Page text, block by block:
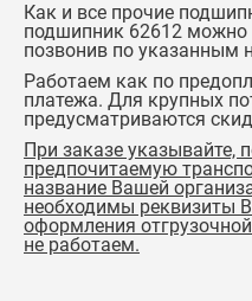
Как и все прочие
подшипник 62612 можно
позвонив по указанным
Работаем как по
платежа. Для крупных
предусматриваются
При заказе указывайте,
предпочитаемую
название Вашей
необходимы реквизиты
оформления
не работаем.